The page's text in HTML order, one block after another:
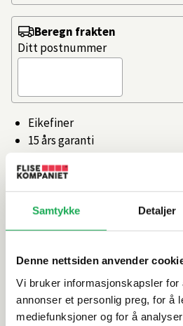
Samtykke Detaljer
Denne nettsiden anvender
Vi bruker informasjonskapsler for
annonser et personlig preg, for å
mediefunksjoner og for å
Eikefiner
15 års garanti
Antisklimatter i alle skuffer.
Hele 15 års garanti!
Artikkelnr.
Beregn frakten
Ditt postnummer
Produktinformasjon
Spesifikasjoner